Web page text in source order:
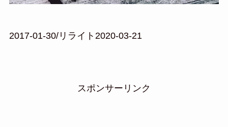
2017-01-30/リライト2020-03-21
スポンサーリンク